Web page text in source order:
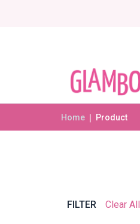
Home ❘ Product
FILTER
Clear All